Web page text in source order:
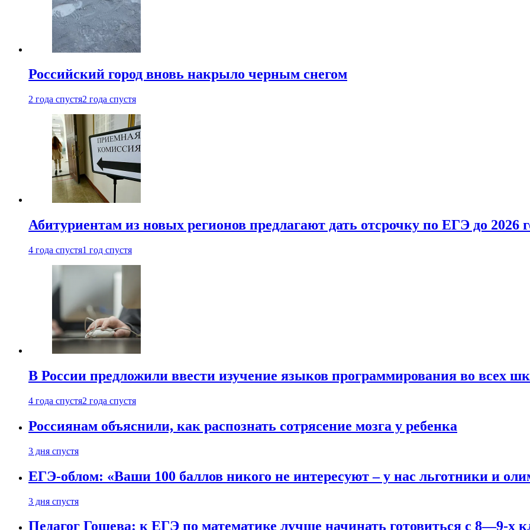
Российский город вновь накрыло черным снегом
2 года спустя2 года спустя
Абитуриентам из новых регионов предлагают дать отсрочку по ЕГЭ до 2026
4 года спустя1 год спустя
В России предложили ввести изучение языков программирования во всех
4 года спустя2 года спустя
Россиянам объяснили, как распознать сотрясение мозга у ребенка
3 дня спустя
ЕГЭ-облом: «Ваши 100 баллов никого не интересуют – у нас льготники и
3 дня спустя
Педагог Гошева: к ЕГЭ по математике лучше начинать готовиться с 8—9-х